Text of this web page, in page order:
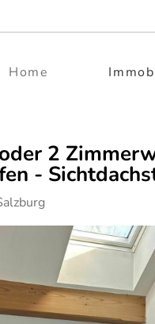
Home
2
-